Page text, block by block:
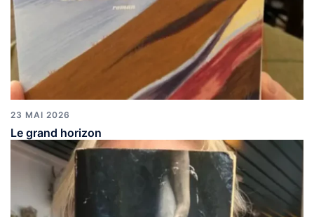
23 MAI 2026
Le grand horizon